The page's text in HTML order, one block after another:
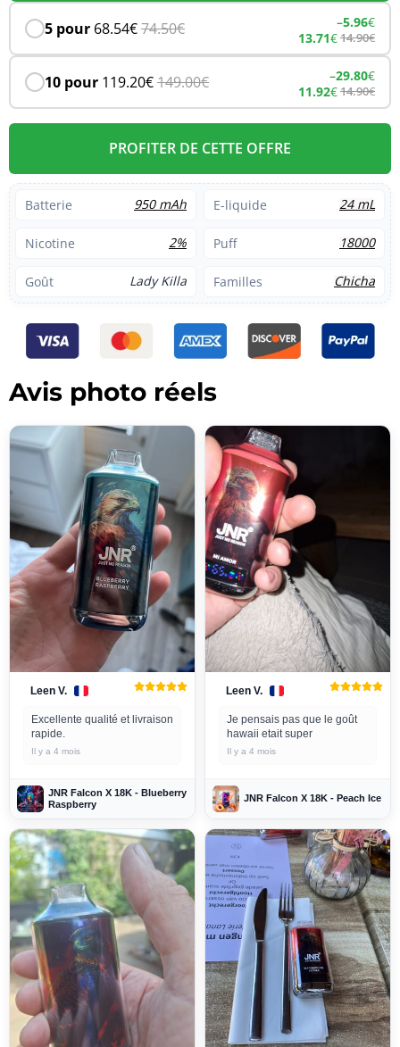
5 pour 68.54€74.50€ –5.96€
13.71€14.90€
10 pour 119.20€149.00€ –29.80€
11.92€14.90€
PROFITER DE CETTE OFFRE
Batterie 950 mAh E-liquide 24 mL
Nicotine 2% Puff 18000
Goût Lady Killa Familles Chicha
Avis photo réels
Leen V.
Excellente qualité et livraison
rapide.
Il y a 4 mois
JNR Falcon X 18K - Blueberry
Raspberry
Leen V.
Je pensais pas que le goût
hawaii etait super
Il y a 4 mois
JNR Falcon X 18K - Peach Ice